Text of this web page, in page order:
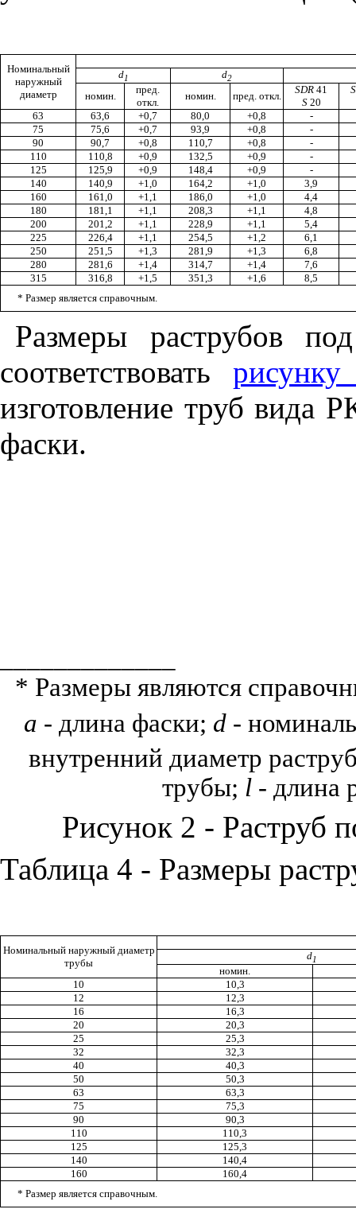
Номинальный
наружный
диаметр
d1 d2
номин.
пред.
откл.
номин. пред. откл.
SDR 41
S 20
63 63,6 +0,7 80,0 +0,8
-
75
75,6 +0,7 93,9 +0,8
-
90
90,7 +0,8 110,7 +0,8
-
110
110,8 +0,9 132,5 +0,9
-
125
125,9 +0,9 148,4 +0,9
-
140
140,9 +1,0 164,2 +1,0
3,9
160
161,0 +1,1 186,0 +1,0
4,4
180
181,1 +1,1 208,3 +1,1
4,8
200
201,2 +1,1 228,9 +1,1
5,4
225
226,4 +1,1 254,5 +1,2
6,1
250
251,5 +1,3 281,9 +1,3
6,8
280
281,6 +1,4 314,7 +1,4
7,6
315
316,8 +1,5 351,3 +1,6
8,5
* Размер является справочным.
Размеры раструбов
соответствовать
изготовление труб вида
фаски.
* Размеры являются
a - длина фаски; d -
внутренний диаметр
трубы; l- длина
Рисунок 2 - Раструб
Таблица 4 - Размеры
Номинальный наружный диаметр
трубы
d1
номин.
10
10,3
12
12,3
16
16,3
20
20,3
25
25,3
32
32,3
40
40,3
50
50,3
63
63,3
75
75,3
90
90,3
110
110,3
125
125,3
140
140,4
160
160,4
* Размер является справочным.